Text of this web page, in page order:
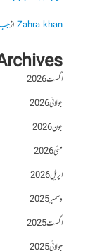
Zahra khanازجب
اگست 2026
جولائی 2026
جون 2026
مئی 2026
اپریل 2026
دسمبر 2025
اگست 2025